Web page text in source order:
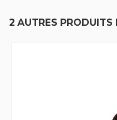
2 AUTRES PRODUITS